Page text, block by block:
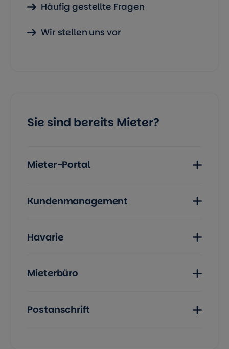
Häufig gestellte Fragen
Wir stellen uns vor
Sie sind bereits Mieter?
Mieter-Portal
Kundenmanagement
Havarie
Mieterbüro
Postanschrift